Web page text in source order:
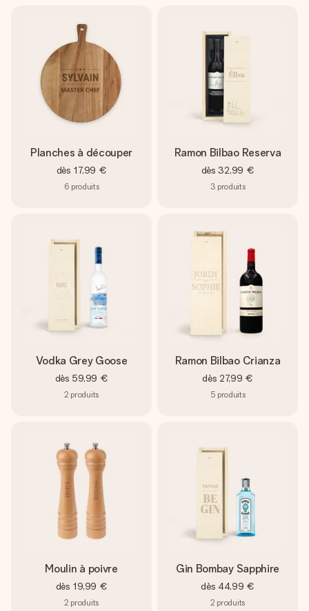
Planches à découper
dès 17,99 €
6 produits
Ramon Bilbao Reserva
dès 32,99 €
3 produits
Vodka Grey Goose
dès 59,99 €
2 produits
Ramon Bilbao Crianza
dès 27,99 €
5 produits
Moulin à poivre
dès 19,99 €
2 produits
Gin Bombay Sapphire
dès 44,99 €
2 produits